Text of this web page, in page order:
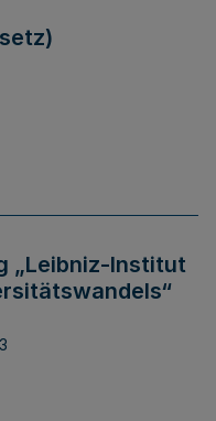
„Leibniz-Institut